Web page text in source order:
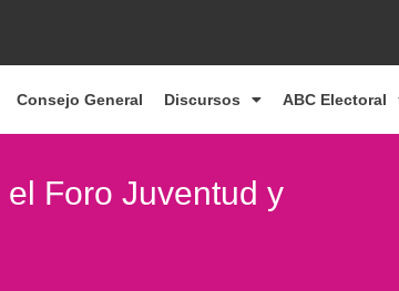
Consejo General Discursos ABC Electoral
Foro Juventud y